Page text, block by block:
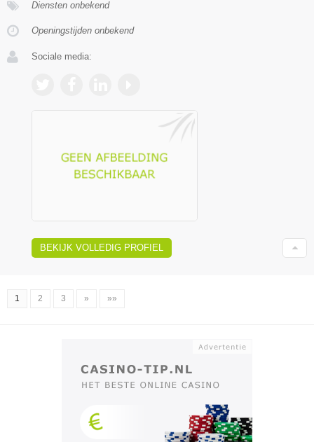
Diensten onbekend
Openingstijden onbekend
Sociale media:
BEKIJK VOLLEDIG PROFIEL
1 2 3 » »»